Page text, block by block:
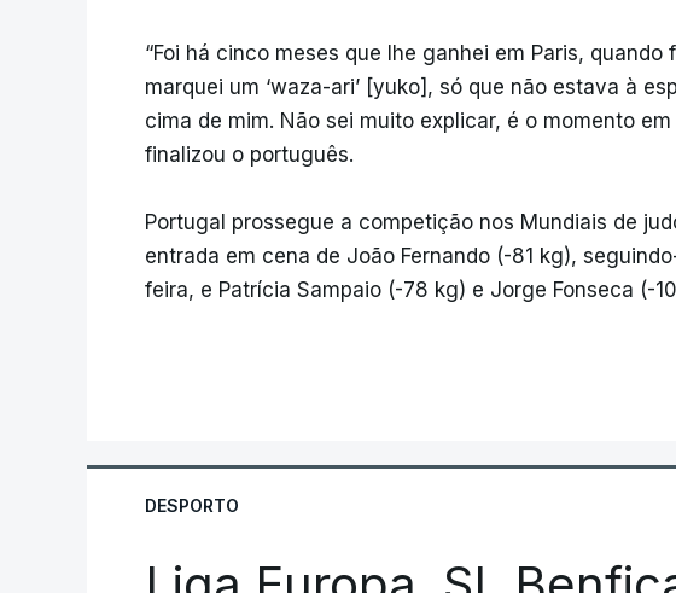
“Foi há cinco meses que lhe ganhei em Paris,
marquei um ‘waza-ari’ [yuko], só que não estava à
cima de mim. Não sei muito explicar, é o momento em
finalizou o português.
Portugal prossegue a competição nos Mundiais de
entrada em cena de João Fernando (-81 kg),
feira, e Patrícia Sampaio (-78 kg) e Jorge Fonseca (-
DESPORTO